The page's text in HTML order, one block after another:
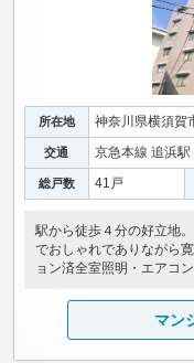
所在地 神奈川県横須賀
交通 京急本線 追浜駅
総戸数 41戸
駅から徒歩４分の好立地
でおしゃれでありながら
ョン済全室照明・エアコ
マン